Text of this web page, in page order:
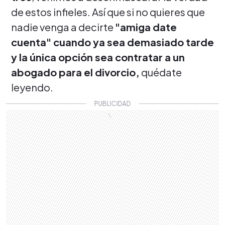
de estos infieles. Así que si no quieres que
nadie venga a decirte "amiga date
cuenta" cuando ya sea demasiado tarde
y la única opción sea contratar a un
abogado para el divorcio, quédate
leyendo.